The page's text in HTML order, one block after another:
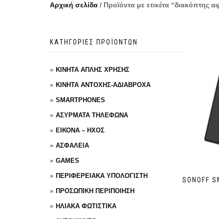
Αρχική σελίδα / Προϊόντα με ετικέτα “διακόπτης
SONOFF
ΚΑΤΗΓΟΡΙΕΣ ΠΡΟΪΟΝΤΩΝ
ΚΙΝΗΤΑ ΑΠΛΗΣ ΧΡΗΣΗΣ
ΚΙΝΗΤΑ ΑΝΤΟΧΗΣ-ΑΔΙΑΒΡΟΧΑ
SMARTPHONES
ΑΣΥΡΜΑΤΑ ΤΗΛΕΦΩΝΑ
ΕΙΚΟΝΑ – ΗΧΟΣ
ΑΣΦΑΛΕΙΑ
GAMES
ΠΕΡΙΦΕΡΕΙΑΚΑ ΥΠΟΛΟΓΙΣΤΗ
ΠΡΟΣΩΠΙΚΗ ΠΕΡΙΠΟΙΗΣΗ
ΗΛΙΑΚΑ ΦΩΤΙΣΤΙΚΑ